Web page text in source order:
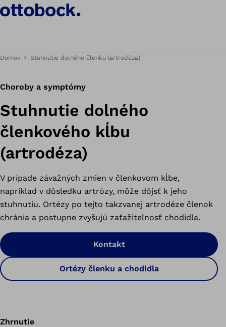
Domov Stuhnutie dolného členku (artrodéza)
Choroby a symptómy
Stuhnutie dolného
členkového kĺbu
(artrodéza)
V prípade závažných zmien v členkovom kĺbe,
napríklad v dôsledku artrózy, môže dôjsť k jeho
stuhnutiu. Ortézy po tejto takzvanej artrodéze členok
chránia a postupne zvyšujú zaťažiteľnosť chodidla.
Kontakt
Ortézy členku a chodidla
Zhrnutie